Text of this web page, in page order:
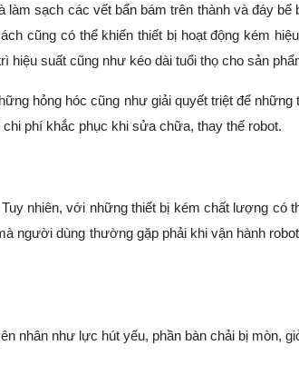
sạch các vết bẩn bám trên thành và đáy bể
cũng có thể khiến thiết bị hoạt động kém
hiệu suất cũng như kéo dài tuổi thọ cho sản
hỏng hóc cũng như giải quyết triệt để những
phí khắc phục khi sửa chữa, thay thế robot.
nhiên, với những thiết bị kém chất lượng có
người dùng thường gặp phải khi vận hành
nhân như lực hút yếu, phần bàn chải bị mòn,